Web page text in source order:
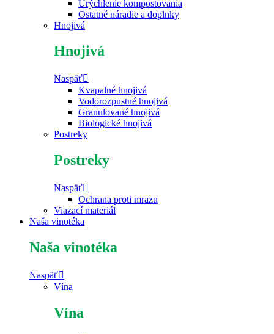
Urýchlenie kompostovania
Ostatné náradie a doplnky
Hnojivá
Hnojivá
Naspäť
Kvapalné hnojivá
Vodorozpustné hnojivá
Granulované hnojivá
Biologické hnojivá
Postreky
Postreky
Naspäť
Ochrana proti mrazu
Viazací materiál
Naša vinotéka
Naša vinotéka
Naspäť
Vína
Vína